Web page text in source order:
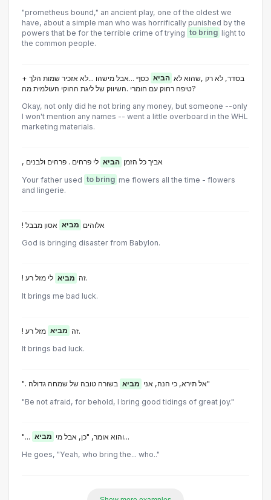
"prometheus bound," an ancient play, one of the oldest we
have, about a simple man who was horrifically punished by the
powers that be for the terrible crime of trying to bring light to
the common people.
+ בסדר, לא רק ,שהוא לא הביא כסף ...אבל מישהו ...לא אזכיר שמות הלך
טיפה רחוק עם חומרי .השיווק של ליגת ההוקי העולמית מה?
Okay, not only did he not bring any money, but someone --only
I won't mention any names -- went a little overboard in the WHL
marketing materials.
, אביך כל הזמן הביא לי פרחים . פרחים ולבנים
Your father used to bring me flowers all the time - flowers
and lingerie.
! אלוהים מביא אסון מבבל
God is bringing disaster from Babylon.
! זה מביא
לי מזל רע.
It brings me bad luck.
! זה מביא
מזל רע.
It brings bad luck.
". אל תירא, כי הנה, אני מביא
בשורה טובה של שמחה גדולה"
"Be not afraid, for behold, I bring good tidings of great joy."
"... והוא אומר, "כן, אבל מי מביא
...
He goes, "Yeah, who bring the... who.."